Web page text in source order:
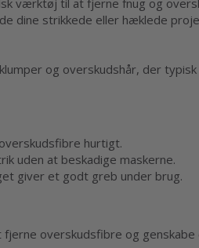
dine strikkede eller hæklede
og overskudshår, der
hurtigt.
uden at beskadige maskerne.
giver et godt greb under brug.
overskudsfibre og